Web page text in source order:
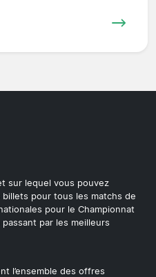
sur lequel vous pouvez
pour tous les matchs de
pour le Championnat
par les meilleurs
l’ensemble des offres